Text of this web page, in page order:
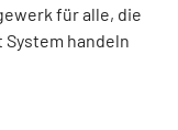
für alle, die
handeln